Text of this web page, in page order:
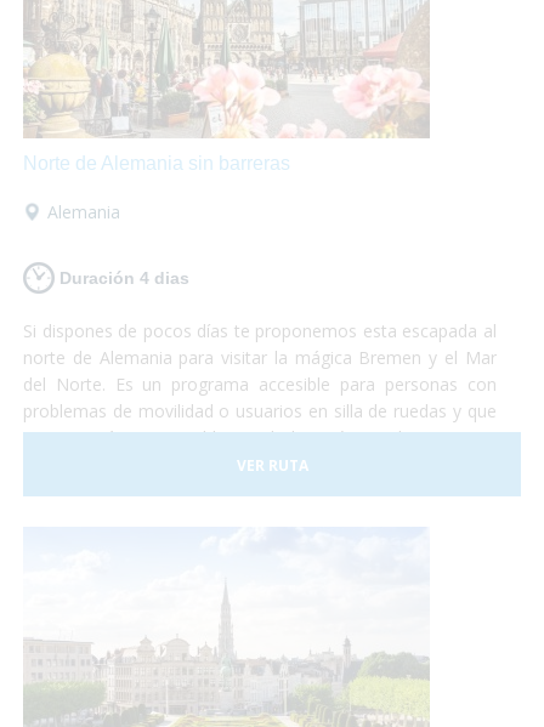
Norte de Alemania sin barreras
Alemania
Duración 4 dias
Si dispones de pocos días te proponemos esta escapada al
norte de Alemania para visitar la mágica Bremen y el Mar
del Norte. Es un programa accesible para personas con
problemas de movilidad o usuarios en silla de ruedas y que
te permitirá conocer el hogar de los Músicos de Bremen y
los paisajes únicos de Bremerhaven y de la playa de
Norddeich.
VER RUTA